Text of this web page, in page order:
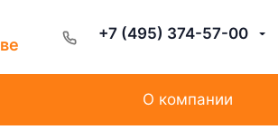
+7 (495) 374-57-00
О компании